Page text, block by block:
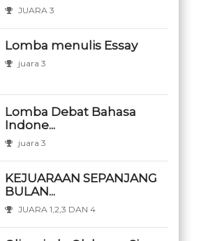
JUARA 3
Lomba menulis Essay
juara 3
Lomba Debat Bahasa
Indone...
juara 3
KEJUARAAN SEPANJANG
BULAN...
JUARA 1,2,3 DAN 4